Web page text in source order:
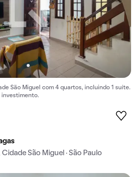
São Miguel com 4 quartos, incluindo 1 suíte.
investimento.
São Miguel · São Paulo